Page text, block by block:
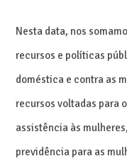
Nesta data, nos
recursos e políticas
doméstica e contra as
recursos voltadas para
assistência às
previdência para as